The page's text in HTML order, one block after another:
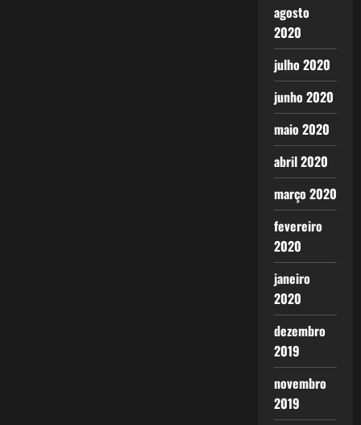
agosto
2020
julho 2020
junho 2020
maio 2020
abril 2020
março 2020
fevereiro
2020
janeiro
2020
dezembro
2019
novembro
2019